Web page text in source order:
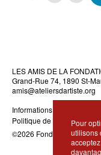
Pour
utilisons
LES AMIS DE LA
Grand-Rue 74, 1890 St-
amis@ateliersdartiste.org
Informations légales
Politique de confidentialité
©2026 Fondation Ateliers